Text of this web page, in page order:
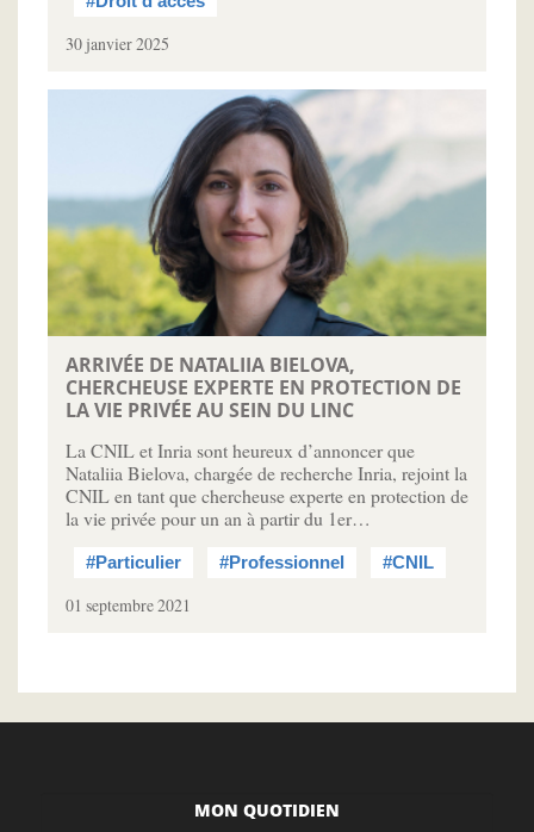
30 janvier 2025
ARRIVÉE DE NATALIIA BIELOVA,
CHERCHEUSE EXPERTE EN PROTECTION DE
LA VIE PRIVÉE AU SEIN DU LINC
La CNIL et Inria sont heureux d’annoncer que
Nataliia Bielova, chargée de recherche Inria, rejoint la
CNIL en tant que chercheuse experte en protection de
la vie privée pour un an à partir du 1er…
#Particulier #Professionnel #CNIL
01 septembre 2021
MON QUOTIDIEN